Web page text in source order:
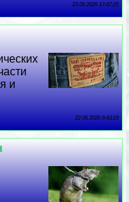
23 06 2026 17:47:25
и
22 06 2026 9:43:19